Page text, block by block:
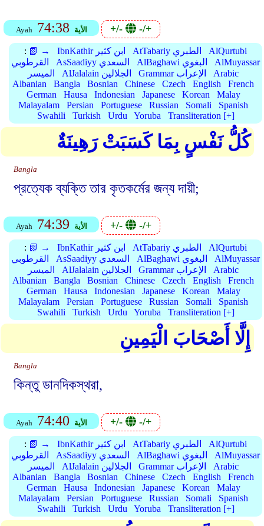
Ayah 74:38 الأية +/- -/+
: 📗 → IbnKathir ابن كثير AtTabariy الطبري
AlQurtubi
القرطوبي
AsSaadiyy السعدي AlBaghawi البغوي
AlMuyassar
الميسر
AlJalalain الجلالين Grammar الإعراب
Arabic
Albanian
Bangla Bosnian Chinese Czech English
French
German
Hausa Indonesian Japanese Korean
Malay
Malayalam
Persian Portuguese Russian Somali
Spanish
Swahili
Turkish Urdu Yoruba Transliteration [+]
كُلُّ نَفْسٍ بِمَا كَسَبَتْ رَهِينَةٌ
Bangla
প্রত্যেক ব্যক্তি তার কৃতকর্মের জন্য দায়ী;
Ayah 74:39 الأية +/- -/+
: 📗 → IbnKathir ابن كثير AtTabariy الطبري
AlQurtubi
القرطوبي
AsSaadiyy السعدي AlBaghawi البغوي
AlMuyassar
الميسر
AlJalalain الجلالين Grammar الإعراب
Arabic
Albanian
Bangla Bosnian Chinese Czech English
French
German
Hausa Indonesian Japanese Korean
Malay
Malayalam
Persian Portuguese Russian Somali
Spanish
Swahili
Turkish Urdu Yoruba Transliteration [+]
إِلَّا أَصْحَابَ الْيَمِينِ
Bangla
কিন্তু ডানদিকস্থরা,
Ayah 74:40 الأية +/- -/+
: 📗 → IbnKathir ابن كثير AtTabariy الطبري
AlQurtubi
القرطوبي
AsSaadiyy السعدي AlBaghawi البغوي
AlMuyassar
الميسر
AlJalalain الجلالين Grammar الإعراب
Arabic
Albanian
Bangla Bosnian Chinese Czech English
French
German
Hausa Indonesian Japanese Korean
Malay
Malayalam
Persian Portuguese Russian Somali
Spanish
Swahili
Turkish Urdu Yoruba Transliteration [+]